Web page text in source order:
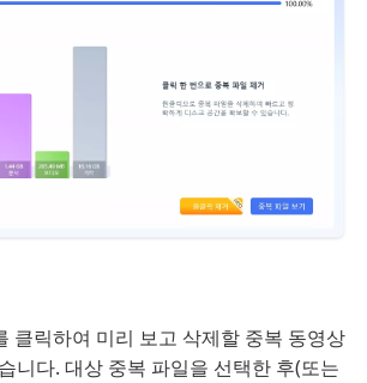
클릭하여 미리 보고 삭제할 중복 동영상
니다. 대상 중복 파일을 선택한 후(또는